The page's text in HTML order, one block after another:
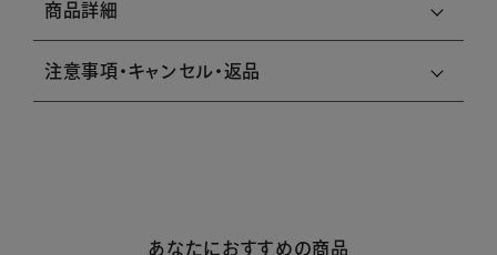
商品詳細
注意事項・キャンセル・返品
あなたにおすすめの商品